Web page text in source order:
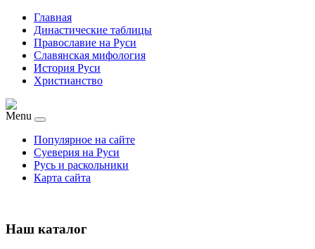
Главная
Династические таблицы
Православие на Руси
Славянская мифология
История Руси
Христианство
Menu
Популярное на сайте
Суеверия на Руси
Русь и раскольники
Карта сайта
Наш каталог